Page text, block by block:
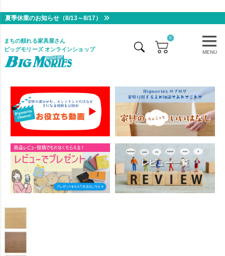
夏季休業のお知らせ（8/13～8/17）
MENU
まちの頼れる家具屋さん
ビッグモリーズ オンラインショップ
0
レビュー一覧